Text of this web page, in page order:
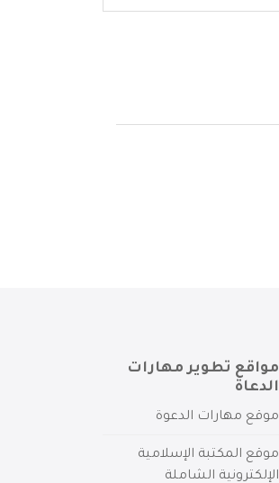
مواقع تطوير مهارات
الدعاة
موقع مهارات الدعوة
موقع المكتبة الإسلامية
الإلكترونية الشاملة